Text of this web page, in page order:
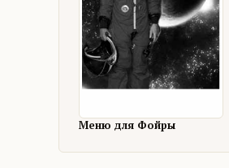
Меню для Фойры